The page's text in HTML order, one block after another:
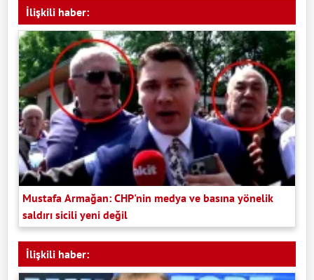
İlişkili haber:
Mustafa Armağan: CHP'nin medya ve basına yönelik
saldırı sicili yeni değil
İlişkili haber: